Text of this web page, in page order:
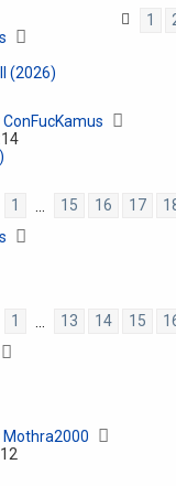
1
(2026)
ConFucKamus
1 15 16 17
1 13 14 15
Mothra2000